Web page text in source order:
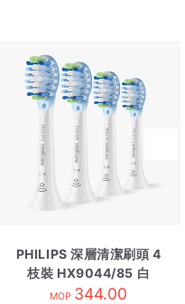
PHILIPS 深層清潔刷頭 4
枝裝 HX9044/85 白
MOP 344.00